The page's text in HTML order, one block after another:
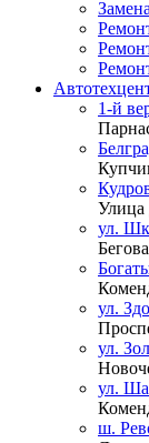
1-й
Улица
ул.
ул.
ул.
ул.
ш.